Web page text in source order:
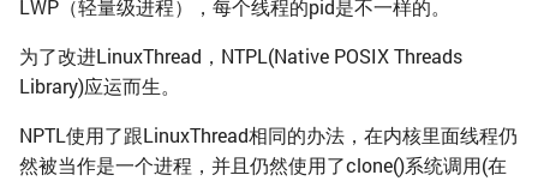
分布式
docker
LWP（轻量级进程），每个线程的pid是不一样的。
为了改进LinuxThread，NTPL(Native POSIX Threads
Library)应运而生。
NPTL使用了跟LinuxThread相同的办法，在内核里面线程仍
然被当作是一个进程，并且仍然使用了clone()系统调用(在